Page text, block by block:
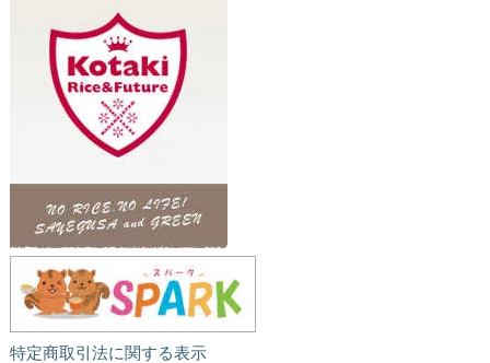
特定商取引法に関する表示